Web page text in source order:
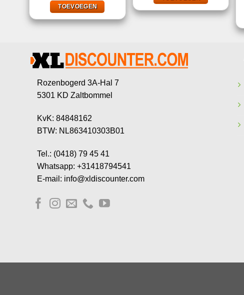
€29,95.
TOEVOEGEN
Rozenbogerd 3A-Hal 7
5301 KD Zaltbommel
KvK: 84848162
BTW: NL863410303B01
Tel.: (0418) 79 45 41
Whatsapp: +31418794541
E-mail: info@xldiscounter.com